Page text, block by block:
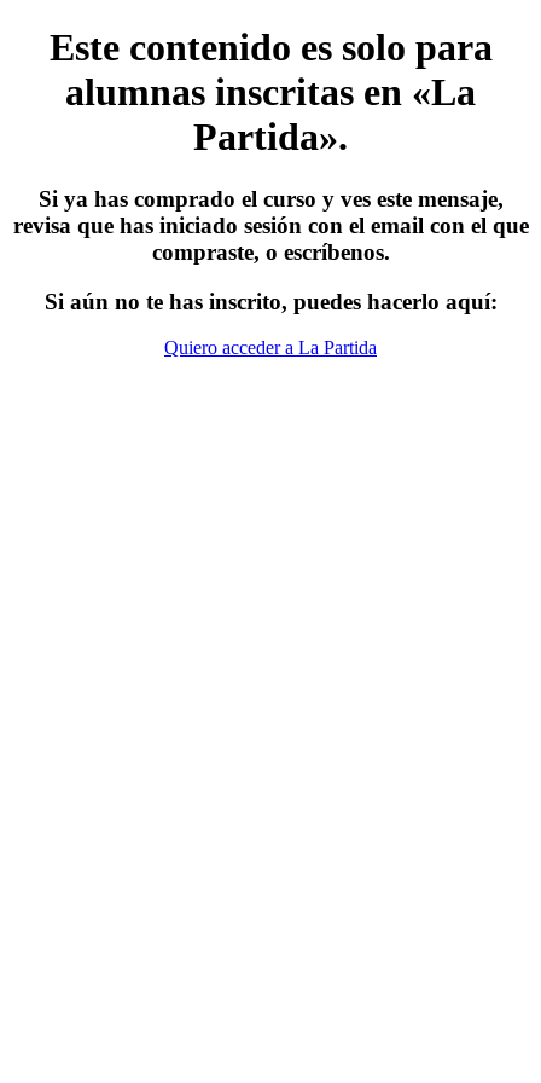
Este contenido es solo para
alumnas inscritas en «La
Partida».
Si ya has comprado el curso y ves este mensaje,
revisa que has iniciado sesión con el email con el que
compraste, o escríbenos.
Si aún no te has inscrito, puedes hacerlo aquí:
Quiero acceder a La Partida